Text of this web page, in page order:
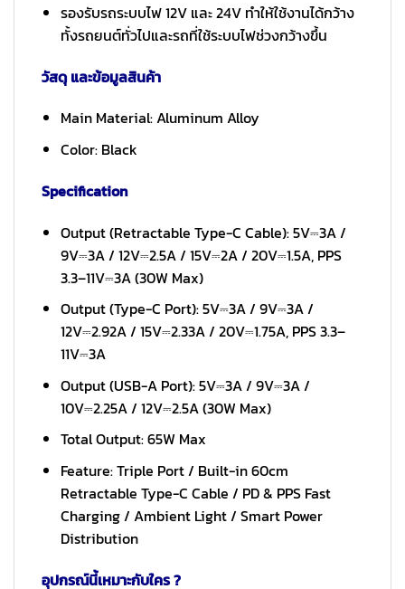
รองรับรถระบบไฟ 12V และ 24V ทำให้ใช้งานได้กว้าง
ทั้งรถยนต์ทั่วไปและรถที่ใช้ระบบไฟช่วงกว้างขึ้น
วัสดุ และข้อมูลสินค้า
Main Material: Aluminum Alloy
Color: Black
Specification
Output (Retractable Type-C Cable): 5V⎓3A /
9V⎓3A / 12V⎓2.5A / 15V⎓2A / 20V⎓1.5A, PPS
3.3–11V⎓3A (30W Max)
Output (Type-C Port): 5V⎓3A / 9V⎓3A /
12V⎓2.92A / 15V⎓2.33A / 20V⎓1.75A, PPS 3.3–
11V⎓3A
Output (USB-A Port): 5V⎓3A / 9V⎓3A /
10V⎓2.25A / 12V⎓2.5A (30W Max)
Total Output: 65W Max
Feature: Triple Port / Built-in 60cm
Retractable Type-C Cable / PD & PPS Fast
Charging / Ambient Light / Smart Power
Distribution
อุปกรณ์นี้เหมาะกับใคร ?